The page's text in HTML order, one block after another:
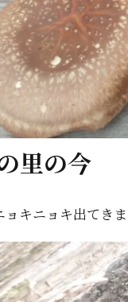
里の今
ョキニョキ出てき